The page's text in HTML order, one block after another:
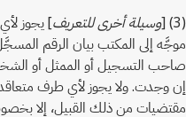
(3) [
وسيلة أخرى للتعريف] يجوز
موجَّه إلى المكتب بيان الرقم
صاحب التسجيل أو الممثل أو
إن وجدت. ولا يجوز لأي طرف
مقتضيات من ذلك القبيل، إلا